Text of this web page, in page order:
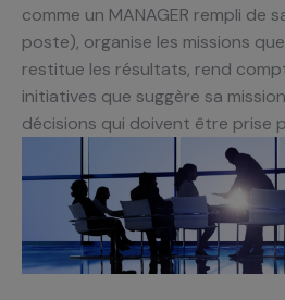
comme un MANAGER rempli de
poste), organise les missions
restitue les résultats, rend
initiatives que suggère sa
décisions qui doivent être prise